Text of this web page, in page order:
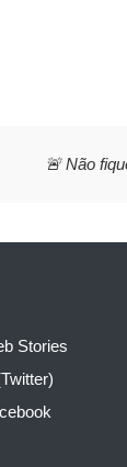
🚨 Não
Stories